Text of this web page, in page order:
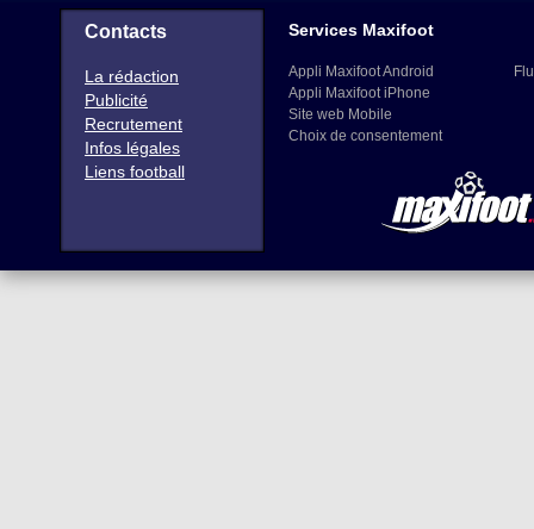
Contacts
La rédaction
Publicité
Recrutement
Infos légales
Liens football
Services Maxifoot
Appli Maxifoot Android
Appli Maxifoot iPhone
Site web Mobile
Choix de consentement